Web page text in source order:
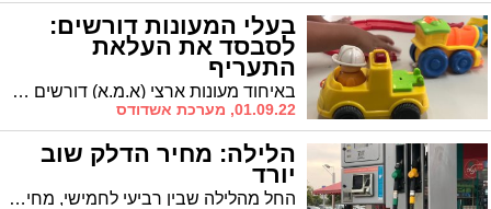
בעלי המעונות דורשים:
לסבסד את העלאת
התעריף
באיחוד מעונות ארצי (א.מ.א) דורשים מהאוצר למנוע מהתעריף המוגדל ליפול על כתפי ההורים
01.09.22, מערכת אשדודס
הלילה: מחיר הדלק שוב
יורד
החל מהלילה שבין רביעי לחמישי, מחיר הדלק יוזל ב- 21 אג' זה חודש שני ברציפות ויעמוד על 6.37 ליטר